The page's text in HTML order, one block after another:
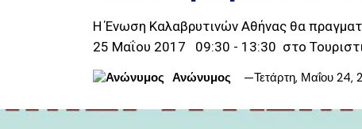
Η Ένωση Καλαβρυτινών Αθήνας θα
25 Μαΐου 2017 09:30 - 13:30 στο
Ανώνυμος
Τετάρτη, Μαΐου 24,